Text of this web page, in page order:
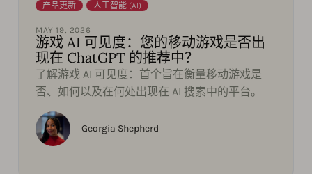
产品更新 人工智能 (AI)
MAY 19, 2026
游戏 AI 可见度：您的移动游戏是否出
现在 ChatGPT 的推荐中？
了解游戏 AI 可见度：首个旨在衡量移动游戏是
否、如何以及在何处出现在 AI 搜索中的平台。
Georgia Shepherd